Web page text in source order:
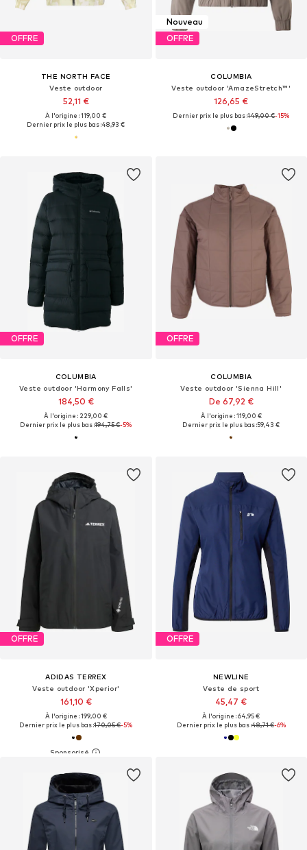
OFFRE
THE NORTH FACE
Veste outdoor
52,11 €
À l'origine : 119,00 €
Dernier prix le plus bas :48,93 €
Nouveau
OFFRE
COLUMBIA
Veste outdoor 'AmazeStretch™'
126,65 €
Dernier prix le plus bas :149,00 €-15%
OFFRE
COLUMBIA
Veste outdoor 'Harmony Falls'
184,50 €
À l'origine : 229,00 €
Dernier prix le plus bas :194,75 €-5%
OFFRE
COLUMBIA
Veste outdoor 'Sienna Hill'
De 67,92 €
À l'origine : 119,00 €
Dernier prix le plus bas :59,43 €
OFFRE
ADIDAS TERREX
Veste outdoor 'Xperior'
161,10 €
À l'origine : 199,00 €
Dernier prix le plus bas :170,05 €-5%
OFFRE
NEWLINE
Veste de sport
45,47 €
À l'origine : 64,95 €
Dernier prix le plus bas :48,71 €-6%